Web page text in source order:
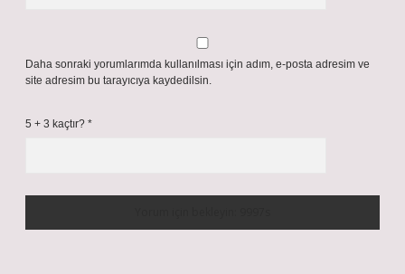
Daha sonraki yorumlarımda kullanılması için adım, e-posta adresim ve
site adresim bu tarayıcıya kaydedilsin.
5 + 3 kaçtır? *